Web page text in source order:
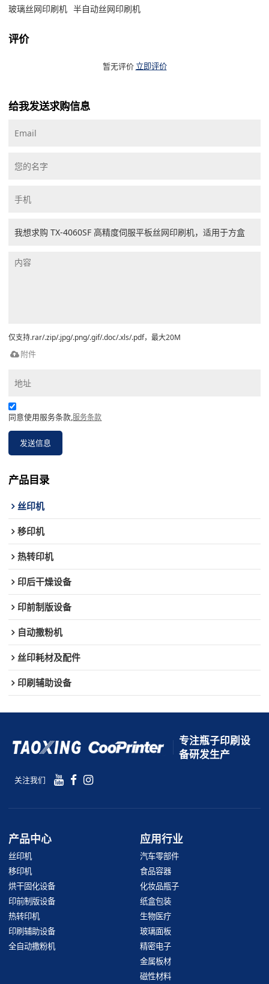
玻璃丝网印刷机 半自动丝网印刷机
评价
暂无评价 立即评价
给我发送求购信息
仅支持.rar/.zip/.jpg/.png/.gif/.doc/.xls/.pdf，最大20M
附件
同意使用服务条款,服务条款
发送信息
产品目录
丝印机
移印机
热转印机
印后干燥设备
印前制版设备
自动撒粉机
丝印耗材及配件
印刷辅助设备
专注瓶子印刷设
备研发生产
关注我们
产品中心
丝印机
移印机
烘干固化设备
印前制版设备
热转印机
印刷辅助设备
全自动撒粉机
应用行业
汽车零部件
食品容器
化妆品瓶子
纸盒包装
生物医疗
玻璃面板
精密电子
金属板材
磁性材料